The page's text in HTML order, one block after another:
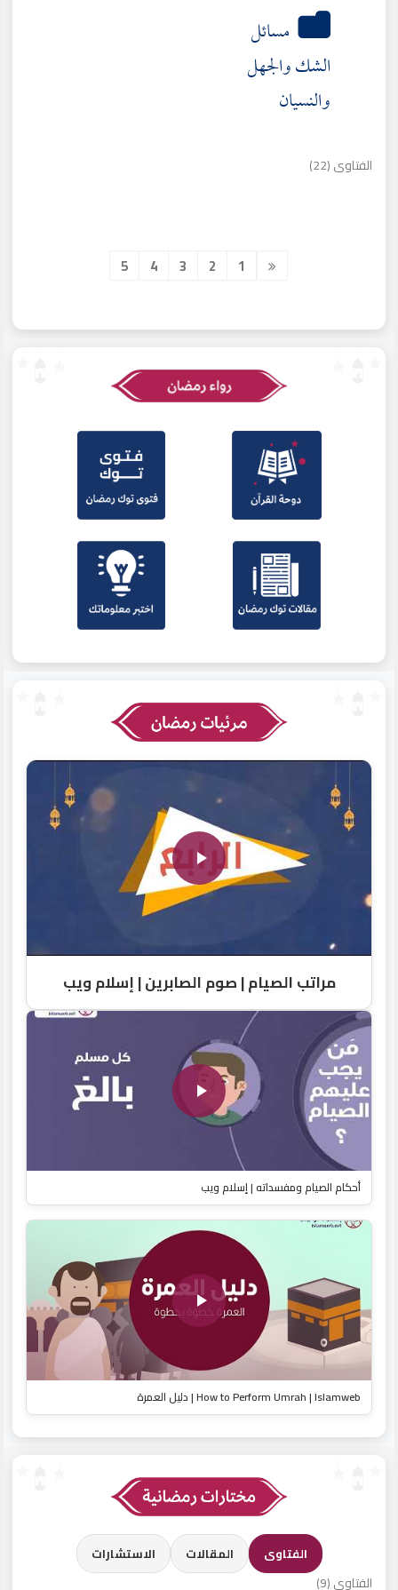
مسائل
الشك والجهل
والنسيان
الفتاوى (22)
1
2
3
4
5
مراتب الصيام | صوم الصابرين | إسلام ويب
أحكام الصيام ومفسداته | إسلام ويب
How to Perform Umrah | Islamweb | دليل العمرة
الفتاوى (9)
الفتاوى المقالات الاستشارات